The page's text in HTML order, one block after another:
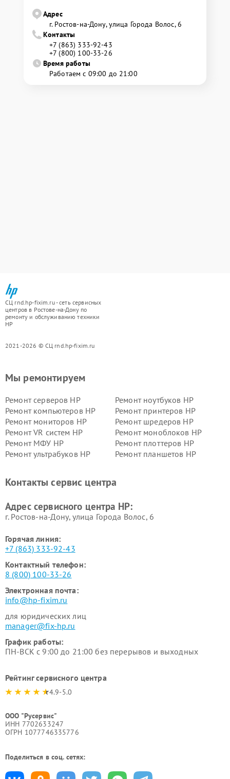
Адрес
г. Ростов-на-Дону, улица Города Волос, 6
Контакты
+7 (863) 333-92-43
+7 (800) 100-33-26
Время работы
Работаем с 09:00 до 21:00
СЦ rnd.hp-fixim.ru - сеть сервисных
центров в Ростове-на-Дону по
ремонту и обслуживанию техники
HP
2021-2026 © СЦ rnd.hp-fixim.ru
Мы ремонтируем
Ремонт серверов HP
Ремонт ноутбуков HP
Ремонт компьютеров HP
Ремонт принтеров HP
Ремонт мониторов HP
Ремонт шредеров HP
Ремонт VR систем HP
Ремонт моноблоков HP
Ремонт МФУ HP
Ремонт плоттеров HP
Ремонт ультрабуков HP
Ремонт планшетов HP
Контакты сервис центра
Адрес сервисного центра HP:
г. Ростов-на-Дону, улица Города Волос, 6
Горячая линия:
+7 (863) 333-92-43
Контактный телефон:
8 (800) 100-33-26
Электронная почта:
info@hp-fixim.ru
для юридических лиц
manager@fix-hp.ru
График работы:
ПН-ВСК с 9:00 до 21:00 без перерывов и выходных
Рейтинг сервисного центра
4.9-5.0
ООО "Русервис"
ИНН 7702633247
ОГРН 1077746335776
Поделиться в соц. сетях: